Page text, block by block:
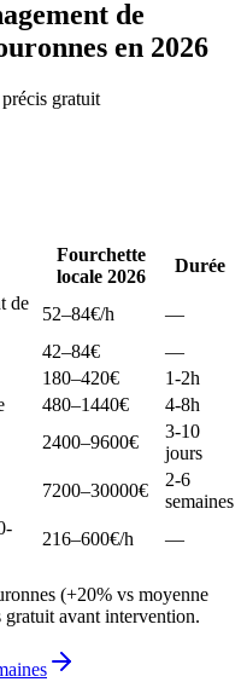
de
en 2026
gratuit
Fourchette
locale 2026
Durée
de
52–84€/h
—
42–84€
—
180–420€
1-2h
480–1440€
4-8h
2400–9600€
3-10
jours
7200–30000€
2-6
semaines
216–600€/h —
(+20% vs moyenne
avant intervention.